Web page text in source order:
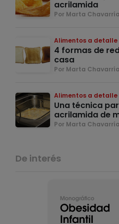
acrilamida
Por Marta
Alimentos a detalle
4 formas de
casa
Por Marta
Alimentos a detalle
Una técnica
acrilamida de
Por Marta
De interés